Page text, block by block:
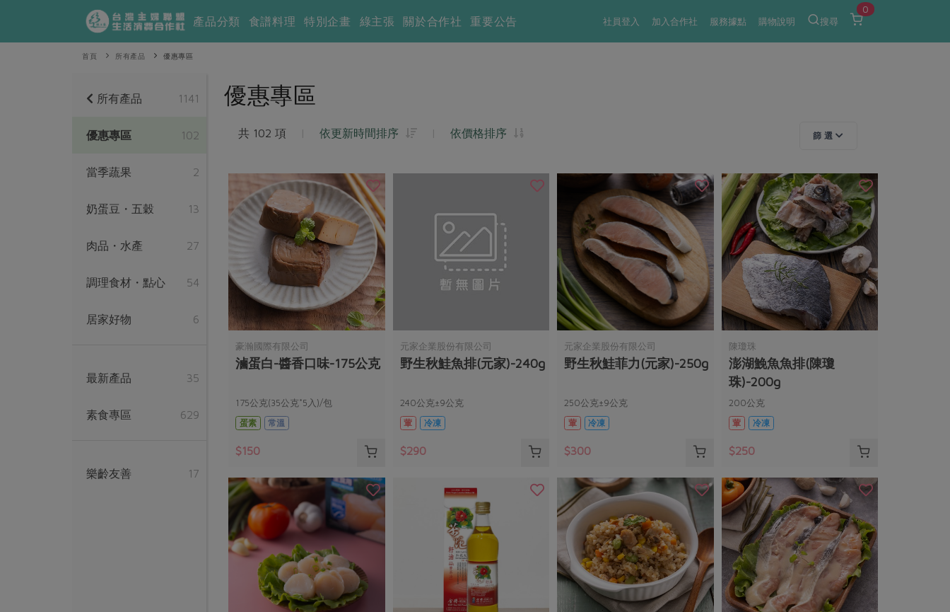
社員登入 加入合作社 服務據點 購物說明 搜尋
0
產品分類 食譜料理 特別企畫 綠主張 關於合作社 重要公告
首頁 所有產品 優惠專區
優惠專區
共 102 項 | 依更新時間排序 | 依價格排序 篩 選
豪瀚國際有限公司
滷蛋白-醬香口味-175公克
175公克(35公克*5入)/包
蛋素
常溫
$150
元家企業股份有限公司
野生秋鮭魚排(元家)-240g
240公克±9公克
葷
冷凍
$290
元家企業股份有限公司
野生秋鮭菲力(元家)-250g
250公克±9公克
葷
冷凍
$300
陳瓊珠
澎湖鮸魚魚排(陳瓊
珠)-200g
200公克
葷
冷凍
$250
所有產品 1141
優惠專區 102
當季蔬果 2
奶蛋豆・五穀 13
肉品・水產 27
調理食材・點心 54
居家好物 6
最新產品 35
素食專區 629
樂齡友善 17